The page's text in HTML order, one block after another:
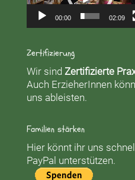
00:00 02:09
Zertifizierung
Wir sind Zertifizierte
Auch ErzieherInnen
uns ableisten.
Familien stärken
Hier könnt ihr uns
PayPal unterstützen.